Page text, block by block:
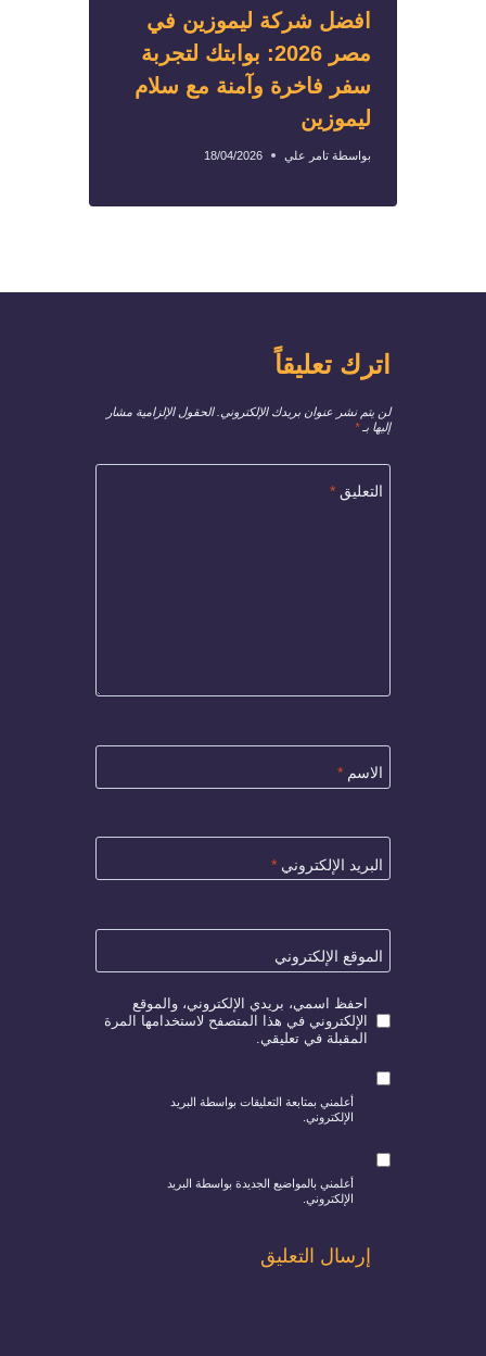
افضل شركة ليموزين في
مصر 2026: بوابتك لتجربة
سفر فاخرة وآمنة مع سلام
ليموزين
بواسطة تامر علي 18/04/2026
اترك تعليقاً
لن يتم نشر عنوان بريدك الإلكتروني. الحقول الإلزامية مشار
إليها بـ*
التعليق *
الاسم *
البريد الإلكتروني *
الموقع الإلكتروني
احفظ اسمي، بريدي الإلكتروني، والموقع
الإلكتروني في هذا المتصفح لاستخدامها المرة
المقبلة في تعليقي.
أعلمني بمتابعة التعليقات بواسطة البريد
الإلكتروني.
أعلمني بالمواضيع الجديدة بواسطة البريد
الإلكتروني.